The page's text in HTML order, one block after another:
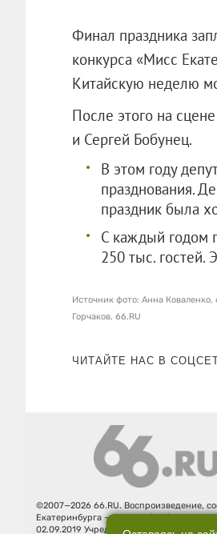
Финал праздника
конкурса «Мисс
Китайскую неделю
После этого на
и Сергей
В этом году
празднования.
праздник была
С каждый годом
250 тыс. гостей.
Источник фото: Анна
Горчаков, 66.RU
ЧИТАЙТЕ НАС В
©2007—2026 66.RU. Воспроизведение,
Екатеринбурга — «66.ru» (18+)
02.09.2019 Учредитель: Общество с